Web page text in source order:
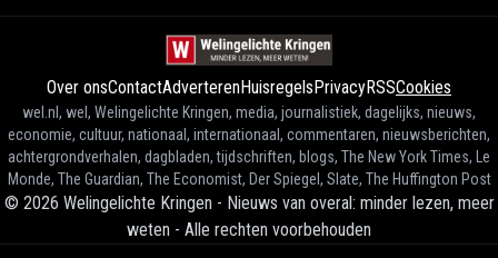
Over onsContactAdverterenHuisregelsPrivacyRSSCookies
wel.nl, wel, Welingelichte Kringen, media, journalistiek, dagelijks, nieuws,
economie, cultuur, nationaal, internationaal, commentaren, nieuwsberichten,
achtergrondverhalen, dagbladen, tijdschriften, blogs, The New York Times, Le
Monde, The Guardian, The Economist, Der Spiegel, Slate, The Huffington Post
© 2026 Welingelichte Kringen - Nieuws van overal: minder lezen, meer
weten - Alle rechten voorbehouden